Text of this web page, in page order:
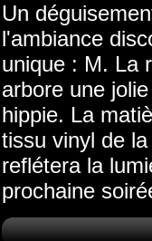
Un
l'ambiance
unique : M. La
arbore une
hippie. La
tissu vinyl de
reflétera la
prochaine